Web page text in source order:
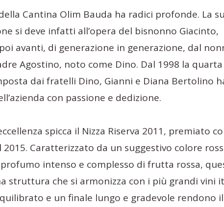
Cantina Olim Bauda ha radici profonde. La
si deve infatti all’opera del bisnonno Giacinto,
avanti, di generazione in generazione, dal
Agostino, noto come Dino. Dal 1998 la quarta
dai fratelli Dino, Gianni e Diana Bertolino
con passione e dedizione.
spicca il Nizza Riserva 2011, premiato
Caratterizzato da un suggestivo colore
intenso e complesso di frutta rossa,
struttura che si armonizza con i più grandi vini
e un finale lungo e gradevole rendono il